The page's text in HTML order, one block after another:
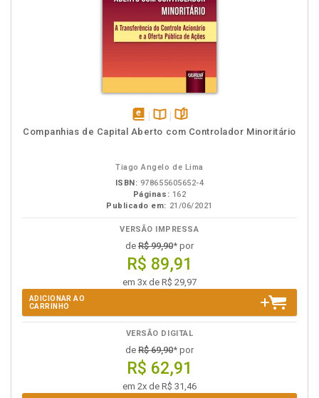
disponível
Disponível
páginas
Companhias de Capital Aberto com Controlador Minoritário
Tiago Angelo de Lima
ISBN: 978655605652-4
Páginas: 162
Publicado em: 21/06/2021
VERSÃO IMPRESSA
de R$ 99,90* por
R$ 89,91
em 3x de R$ 29,97
ADICIONAR AO
CARRINHO
VERSÃO DIGITAL
de R$ 69,90* por
R$ 62,91
em 2x de R$ 31,46